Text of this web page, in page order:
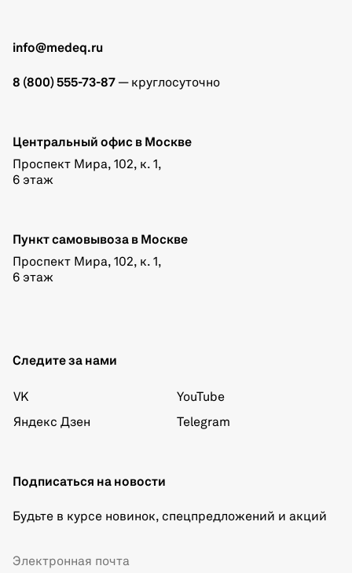
info@medeq.ru
8 (800) 555-73-87 — круглосуточно
Центральный офис в Москве
Проспект Мира, 102, к. 1,
6 этаж
Пункт самовывоза в Москве
Проспект Мира, 102, к. 1,
6 этаж
Следите за нами
VK
Яндекс Дзен
YouTube
Telegram
Подписаться на новости
Будьте в курсе новинок, спецпредложений и акций